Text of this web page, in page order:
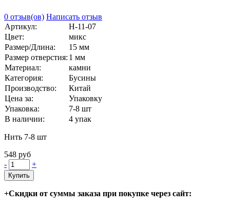
0 отзыв(ов) Написать отзыв
Артикул:
Н-11-07
Цвет:
микс
Размер/Длина:
15 мм
Размер отверстия: 1 мм
Материал:
камни
Категория:
Бусины
Производство:
Китай
Цена за:
Упаковку
Упаковка:
7-8 шт
В наличии:
4 упак
Нить 7-8 шт
548 руб
-
+
Купить
+Скидки от суммы заказа при покупке через сайт: